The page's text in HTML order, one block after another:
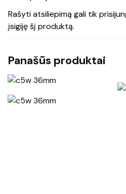
Rašyti atsiliepimą gali tik
įsigiję šį produktą.
Panašūs produktai